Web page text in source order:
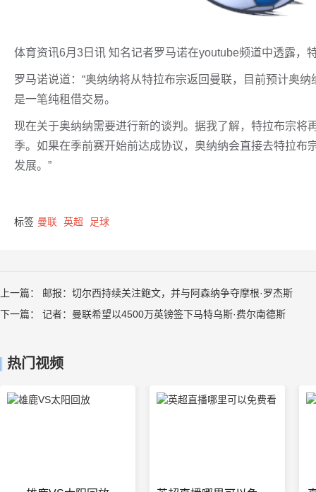
体育资讯6月3日讯 知名记者罗马诺在youtube频道中透露，
罗马诺说道：“奥纳纳将从特拉布宗返回曼联，目前预计奥
是一笔纯租借交易。
现在关于奥纳纳需要进行新的谈判。据我了解，特拉布宗将
季。如果在季前赛开始前达成协议，奥纳纳会直接去特拉
发展。”
标签 曼联 英超 足球
上一篇： 邮报：切尔西持续关注鲍文，并与阿森纳争夺摩根·罗杰斯
下一篇： 记者：曼联希望以4500万英镑签下马特乌斯·费尔南德斯
热门视频